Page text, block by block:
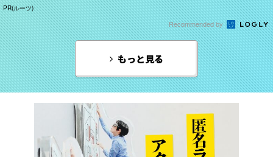
PR(ルーツ)
Recommended by
もっと見る